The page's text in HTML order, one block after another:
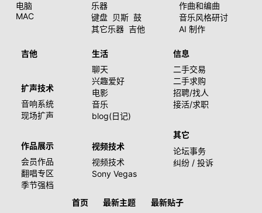
电脑
MAC
乐器
键盘 贝斯 鼓
其它乐器 吉他
作曲和编曲
音乐风格研讨
AI 制作
吉他
扩声技术
音响系统
现场扩声
作品展示
会员作品
翻唱专区
季节强档
生活
聊天
兴趣爱好
电影
音乐
blog(日记)
视频技术
视频技术
Sony Vegas
信息
二手交易
二手求购
招聘/找人
接活/求职
其它
论坛事务
纠纷 / 投诉
首页 最新主题 最新贴子